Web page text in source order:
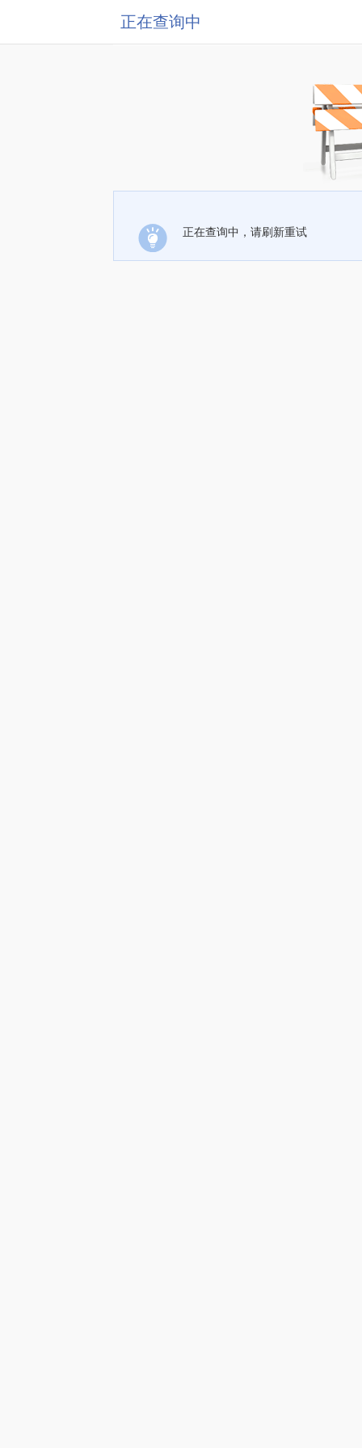
正在查询中
正在查询中，请刷新重试